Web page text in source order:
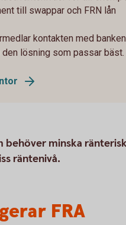
till swappar och FRN lån
kontakten med
lösning som passar bäst.
behöver minska
räntenivå.
FRA